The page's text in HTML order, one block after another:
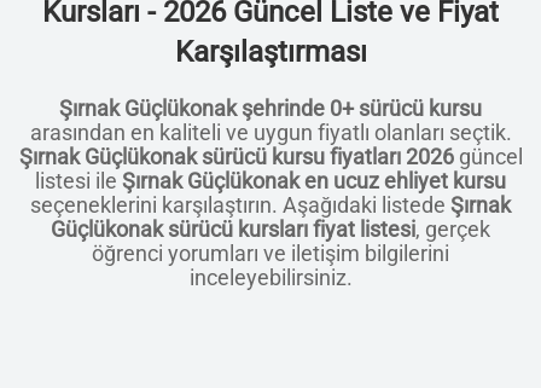
Kursları - 2026 Güncel Liste ve Fiyat
Karşılaştırması
Şırnak Güçlükonak şehrinde 0+ sürücü kursu
arasından en kaliteli ve uygun fiyatlı olanları seçtik.
Şırnak Güçlükonak sürücü kursu fiyatları 2026güncel
listesi ile Şırnak Güçlükonak en ucuz ehliyet kursu
seçeneklerini karşılaştırın. Aşağıdaki listede Şırnak
Güçlükonak sürücü kursları fiyat listesi, gerçek
öğrenci yorumları ve iletişim bilgilerini
inceleyebilirsiniz.